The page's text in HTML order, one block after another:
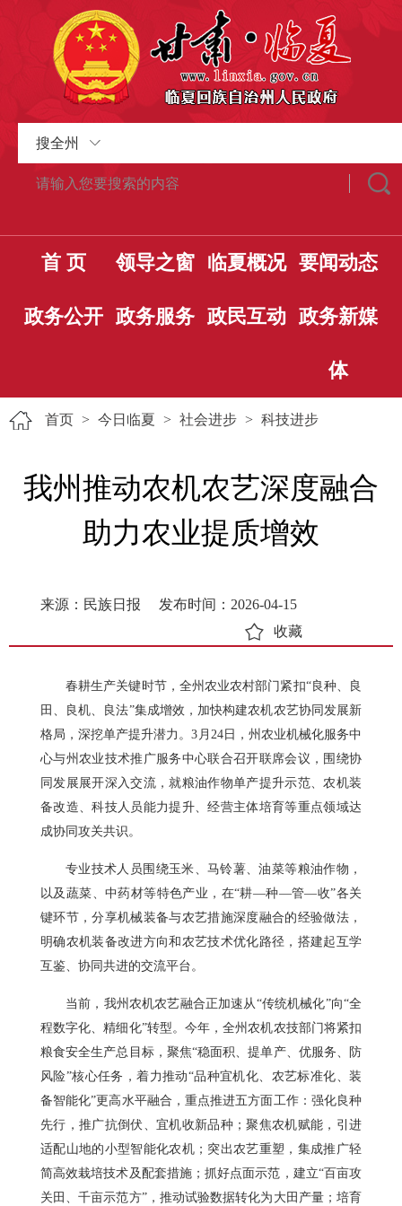
搜全州
首 页 领导之窗 临夏概况 要闻动态
政务公开 政务服务 政民互动 政务新媒
体
首页 > 今日临夏 > 社会进步 > 科技进步
我州推动农机农艺深度融合
助力农业提质增效
来源：民族日报
发布时间：2026-04-15
收藏
春耕生产关键时节，全州农业农村部门紧扣“良种、良
田、良机、良法”集成增效，加快构建农机农艺协同发展新
格局，深挖单产提升潜力。3月24日，州农业机械化服务中
心与州农业技术推广服务中心联合召开联席会议，围绕协
同发展展开深入交流，就粮油作物单产提升示范、农机装
备改造、科技人员能力提升、经营主体培育等重点领域达
成协同攻关共识。
专业技术人员围绕玉米、马铃薯、油菜等粮油作物，
以及蔬菜、中药材等特色产业，在“耕—种—管—收”各关
键环节，分享机械装备与农艺措施深度融合的经验做法，
明确农机装备改进方向和农艺技术优化路径，搭建起互学
互鉴、协同共进的交流平台。
当前，我州农机农艺融合正加速从“传统机械化”向“全
程数字化、精细化”转型。今年，全州农机农技部门将紧扣
粮食安全生产总目标，聚焦“稳面积、提单产、优服务、防
风险”核心任务，着力推动“品种宜机化、农艺标准化、装
备智能化”更高水平融合，重点推进五方面工作：强化良种
先行，推广抗倒伏、宜机收新品种；聚焦农机赋能，引进
适配山地的小型智能化农机；突出农艺重塑，集成推广轻
简高效栽培技术及配套措施；抓好点面示范，建立“百亩攻
关田、千亩示范方”，推动试验数据转化为大田产量；培育